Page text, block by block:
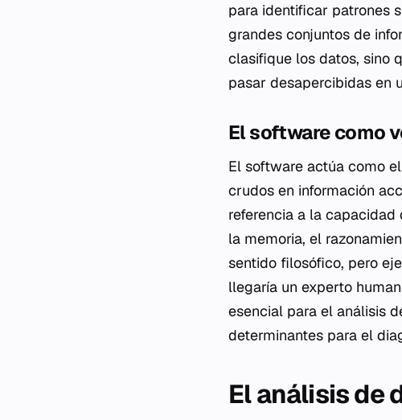
para identificar patrones
grandes conjuntos de
clasifique los datos, sino
pasar desapercibidas en
El software como
El software actúa como
crudos en información
referencia a la
la memoria, el
sentido filosófico, pero
llegaría un experto
esencial para el análisis
determinantes para el
El análisis de